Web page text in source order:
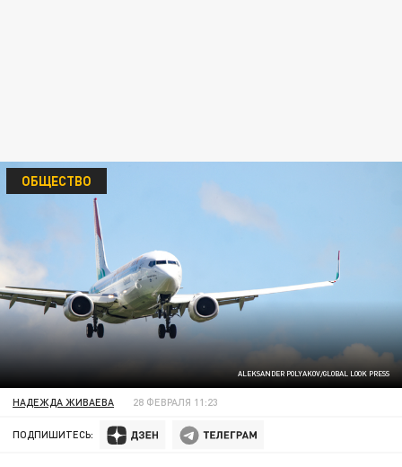
ALEKSANDER POLYAKOV/GLOBAL LOOK PRESS
ОБЩЕСТВО
НАДЕЖДА ЖИВАЕВА 28 ФЕВРАЛЯ 11:23
ПОДПИШИТЕСЬ: